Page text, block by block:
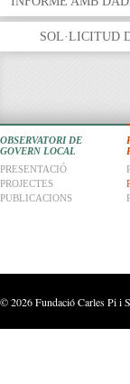
SOL·LICITUD
OBSERVATORI DE
GOVERN LOCAL
PRESENTACIÓ
PROJECTES
PUBLICACIONS
©2026Fundació Carles Pi